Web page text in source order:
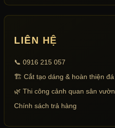
LIÊN HỆ
📞 0916 215 057
🏗 Cắt tạo dáng & hoàn thiện đá
🌿 Thi công cảnh quan sân vườn
Chính sách trả hàng